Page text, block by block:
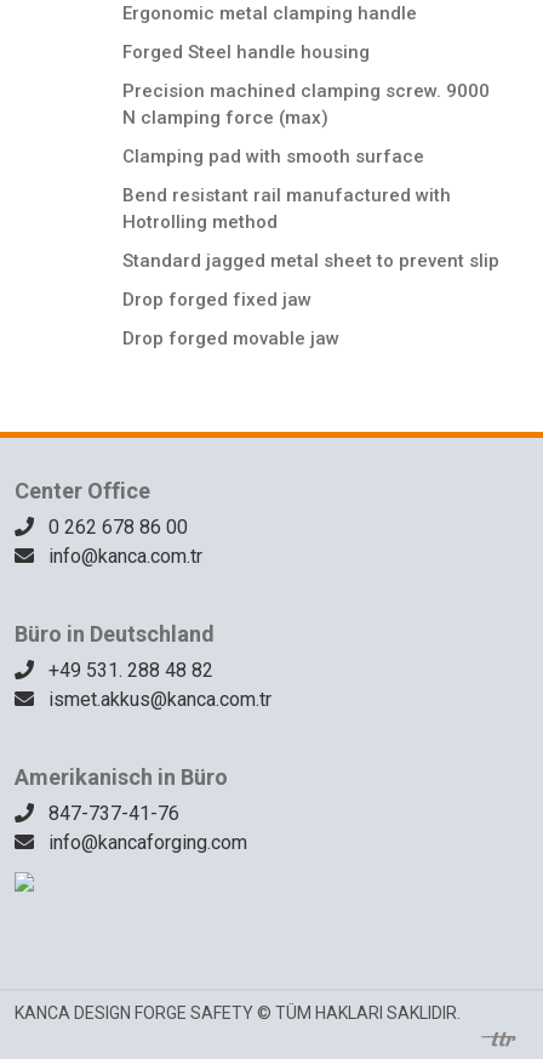
Ergonomic metal clamping handle
Forged Steel handle housing
Precision machined clamping screw. 9000
N clamping force (max)
Clamping pad with smooth surface
Bend resistant rail manufactured with
Hotrolling method
Standard jagged metal sheet to prevent slip
Drop forged fixed jaw
Drop forged movable jaw
Center Office
0 262 678 86 00
info@kanca.com.tr
Büro in Deutschland
+49 531. 288 48 82
ismet.akkus@kanca.com.tr
Amerikanisch in Büro
847-737-41-76
info@kancaforging.com
KANCA DESIGN FORGE SAFETY © TÜM HAKLARI SAKLIDIR.